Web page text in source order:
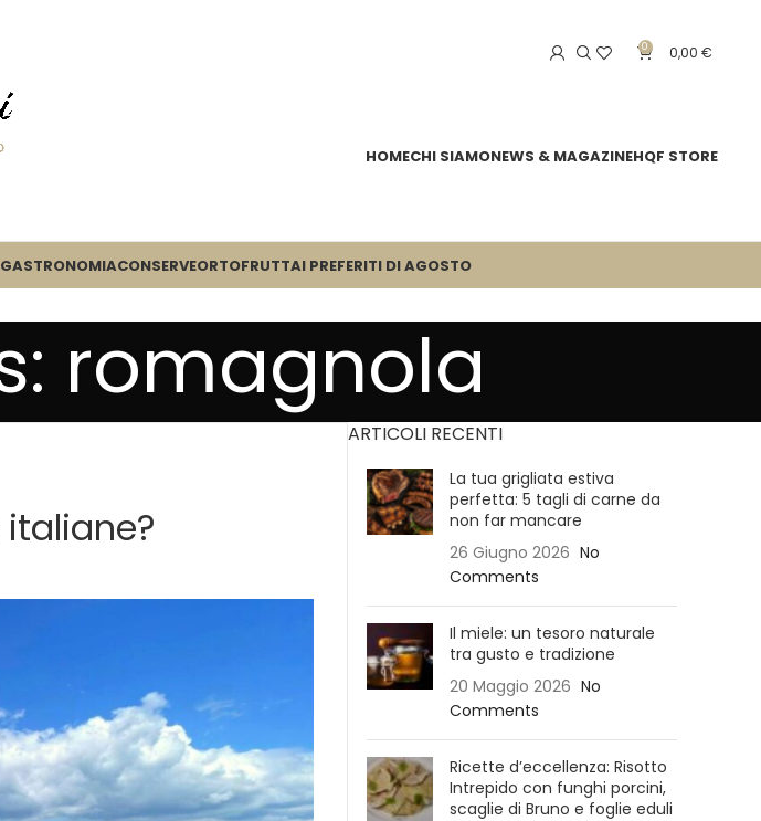
0 0,00€
HOMECHI SIAMONEWS & MAGAZINEHQF STORE
GASTRONOMIACONSERVEORTOFRUTTAI PREFERITI DI AGOSTO
romagnola
ARTICOLI RECENTI
La tua grigliata estiva
perfetta: 5 tagli di carne da
non far mancare
26 Giugno 2026 No
Comments
Il miele: un tesoro naturale
tra gusto e tradizione
20 Maggio 2026 No
Comments
Ricette d’eccellenza: Risotto
Intrepido con funghi porcini,
scaglie di Bruno e foglie eduli